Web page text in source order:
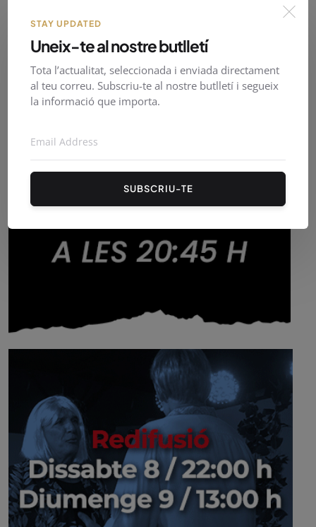
STAY UPDATED
Uneix-te al nostre butlletí
Tota l’actualitat, seleccionada i enviada directament
al teu correu. Subscriu-te al nostre butlletí i segueix
la informació que importa.
SUBSCRIU-TE